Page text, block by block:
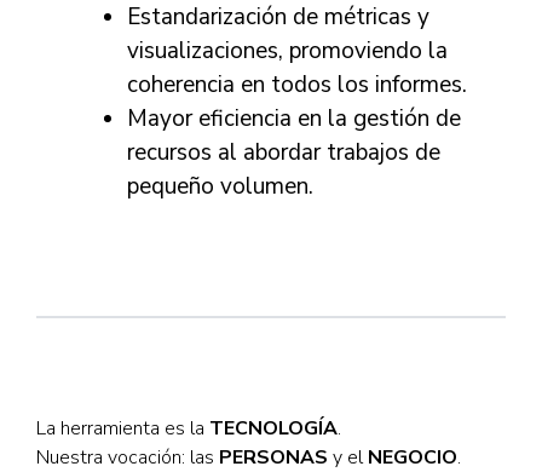
Estandarización de métricas y
visualizaciones, promoviendo la
coherencia en todos los informes.
Mayor eficiencia en la gestión de
recursos al abordar trabajos de
pequeño volumen.
La herramienta es la TECNOLOGÍA.
Nuestra vocación: las PERSONAS y elNEGOCIO.